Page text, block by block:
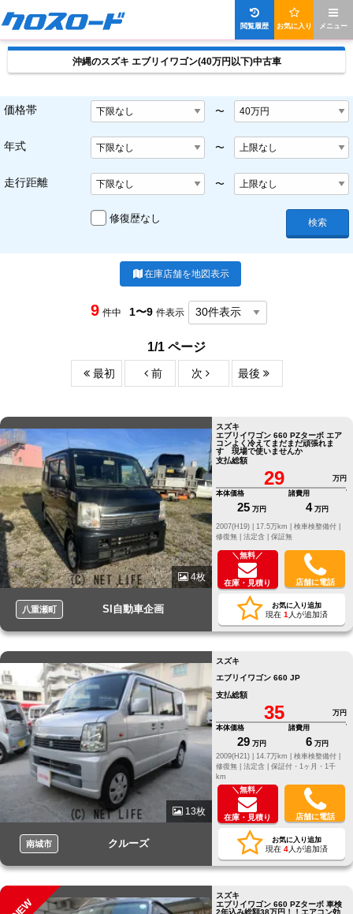
メニュー
お気に入り
閲覧履歴
沖縄のスズキ エブリイワゴン(40万円以下)中古車
価格帯 〜
年式 〜
走行距離 〜
修復歴なし 検索
在庫店舗を地図表示
9 件中 1〜9 件表示
1/1 ページ
最初 前 次 最後
4枚
八重瀬町 SI自動車企画
スズキ
エブリイワゴン 660 PZターボ エア
コンよく冷えてまだまだ頑張れま
す 現場で使いませんか
支払総額
29
万円
本体価格
25 万円
諸費用
4 万円
修復無 | 法定含 | 保証無
＼無料／
在庫・見積り 店舗に電話
お気に入り追加
現在 1 人が追加済
13枚
南城市 クルーズ
スズキ
エブリイワゴン 660 JP
支払総額
35
万円
本体価格
29 万円
諸費用
6 万円
2009(H21) |
14.7万km |
検車検整備付 |
修復無 | 法定含 | 保証付・1ヶ月・1千
km
＼無料／
在庫・見積り 店舗に電話
お気に入り追加
現在 4人が追加済
NEW
スズキ
エブリイワゴン 660 PZターボ 車検
2年込み総額38万円！！エアコン効